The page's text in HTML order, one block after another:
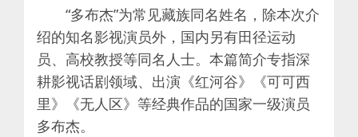
“多布杰”为常见藏族同名姓名，除本次介
绍的知名影视演员外，国内另有田径运动
员、高校教授等同名人士。本篇简介专指深
耕影视话剧领域、出演《红河谷》《可可西
里》《无人区》等经典作品的国家一级演员
多布杰。